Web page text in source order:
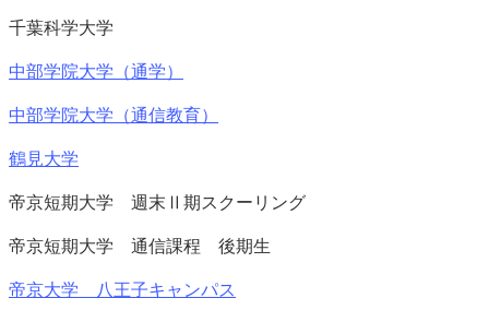
千葉科学大学
中部学院大学（通学）
中部学院大学（通信教育）
鶴見大学
帝京短期大学 週末Ⅱ期スクーリング
帝京短期大学 通信課程 後期生
帝京大学 八王子キャンパス